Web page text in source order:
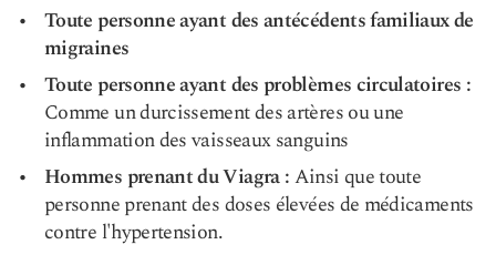
Toute personne ayant des antécédents familiaux de
migraines
Toute personne ayant des problèmes circulatoires :
Comme un durcissement des artères ou une
inflammation des vaisseaux sanguins
Hommes prenant du Viagra :Ainsi que toute
personne prenant des doses élevées de médicaments
contre l'hypertension.